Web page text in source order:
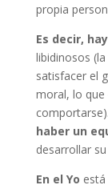
propia
Es decir,
libidinosos
satisfacer el
moral, lo que
comportarse).
haber un
desarrollar
En el Yo